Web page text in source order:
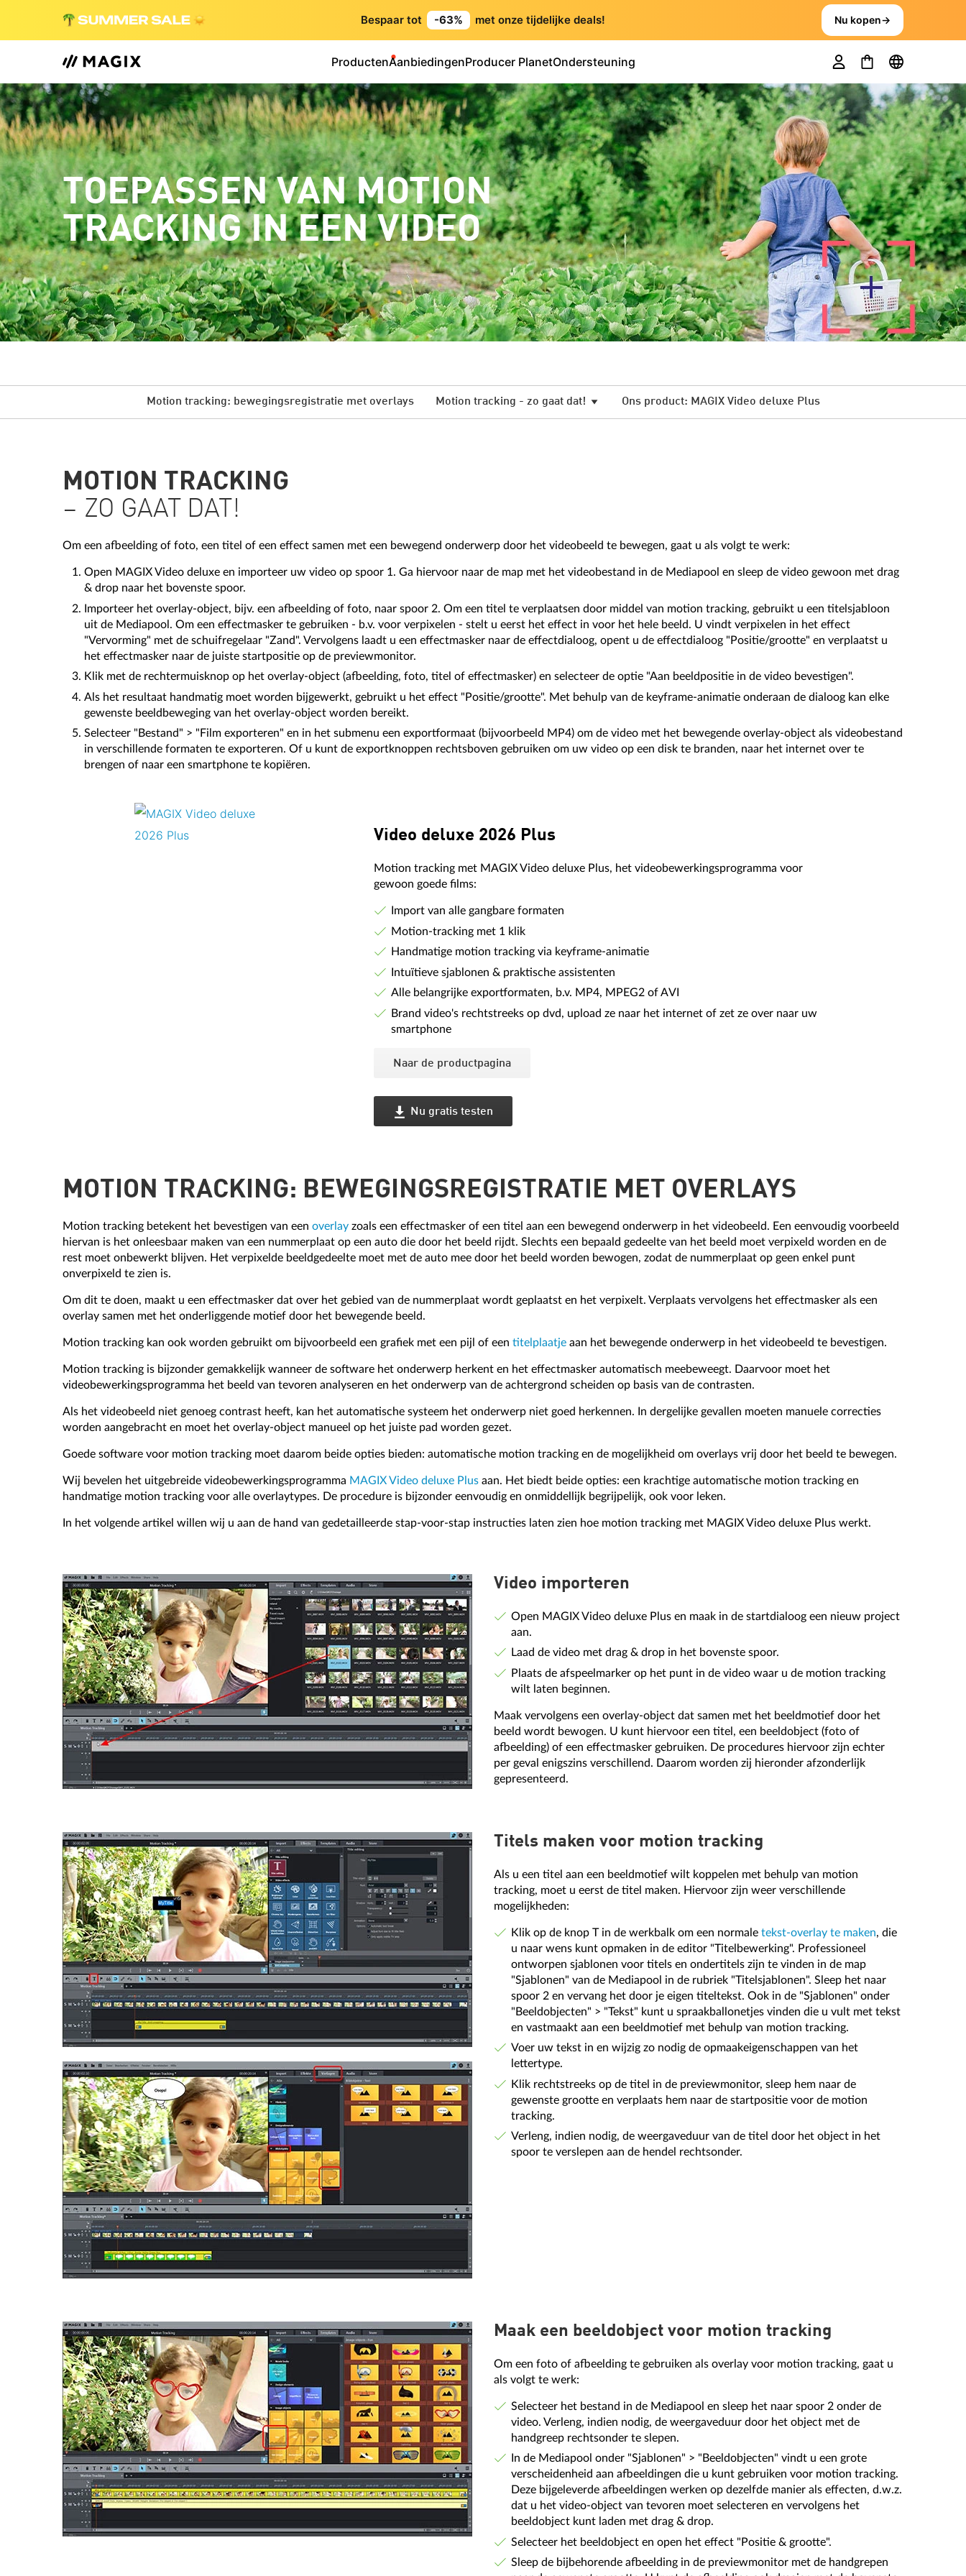
Bespaar tot -63% met onze tijdelijke deals! Nu kopen→
ProductenAanbiedingenProducer PlanetOndersteuning
TOEPASSEN VAN MOTION
TRACKING IN EEN VIDEO
Motion tracking: bewegingsregistratie met overlays Motion tracking - zo gaat dat! Ons product: MAGIX Video deluxe Plus
MOTION TRACKING
– ZO GAAT DAT!
Om een afbeelding of foto, een titel of een effect samen met een bewegend onderwerp door het videobeeld te bewegen, gaat u als volgt te werk:
Open MAGIX Video deluxe en importeer uw video op spoor 1. Ga hiervoor naar de map met het videobestand in de Mediapool en sleep de video gewoon met drag
& drop naar het bovenste spoor.
Importeer het overlay-object, bijv. een afbeelding of foto, naar spoor 2. Om een titel te verplaatsen door middel van motion tracking, gebruikt u een titelsjabloon
uit de Mediapool. Om een effectmasker te gebruiken - b.v. voor verpixelen - stelt u eerst het effect in voor het hele beeld. U vindt verpixelen in het effect
"Vervorming" met de schuifregelaar "Zand". Vervolgens laadt u een effectmasker naar de effectdialoog, opent u de effectdialoog "Positie/grootte" en verplaatst u
het effectmasker naar de juiste startpositie op de previewmonitor.
Klik met de rechtermuisknop op het overlay-object (afbeelding, foto, titel of effectmasker) en selecteer de optie "Aan beeldpositie in de video bevestigen".
Als het resultaat handmatig moet worden bijgewerkt, gebruikt u het effect "Positie/grootte". Met behulp van de keyframe-animatie onderaan de dialoog kan elke
gewenste beeldbeweging van het overlay-object worden bereikt.
Selecteer "Bestand" > "Film exporteren" en in het submenu een exportformaat (bijvoorbeeld MP4) om de video met het bewegende overlay-object als videobestand
in verschillende formaten te exporteren. Of u kunt de exportknoppen rechtsboven gebruiken om uw video op een disk te branden, naar het internet over te
brengen of naar een smartphone te kopiëren.
Video deluxe 2026 Plus
Motion tracking met MAGIX Video deluxe Plus, het videobewerkingsprogramma voor
gewoon goede films:
Import van alle gangbare formaten
Motion-tracking met 1 klik
Handmatige motion tracking via keyframe-animatie
Intuïtieve sjablonen & praktische assistenten
Alle belangrijke exportformaten, b.v. MP4, MPEG2 of AVI
Brand video's rechtstreeks op dvd, upload ze naar het internet of zet ze over naar uw
smartphone
Naar de productpagina
Nu gratis testen
MOTION TRACKING: BEWEGINGSREGISTRATIE MET OVERLAYS
Motion tracking betekent het bevestigen van een overlay zoals een effectmasker of een titel aan een bewegend onderwerp in het videobeeld. Een eenvoudig voorbeeld
hiervan is het onleesbaar maken van een nummerplaat op een auto die door het beeld rijdt. Slechts een bepaald gedeelte van het beeld moet verpixeld worden en de
rest moet onbewerkt blijven. Het verpixelde beeldgedeelte moet met de auto mee door het beeld worden bewogen, zodat de nummerplaat op geen enkel punt
onverpixeld te zien is.
Om dit te doen, maakt u een effectmasker dat over het gebied van de nummerplaat wordt geplaatst en het verpixelt. Verplaats vervolgens het effectmasker als een
overlay samen met het onderliggende motief door het bewegende beeld.
Motion tracking kan ook worden gebruikt om bijvoorbeeld een grafiek met een pijl of een titelplaatje aan het bewegende onderwerp in het videobeeld te bevestigen.
Motion tracking is bijzonder gemakkelijk wanneer de software het onderwerp herkent en het effectmasker automatisch meebeweegt. Daarvoor moet het
videobewerkingsprogramma het beeld van tevoren analyseren en het onderwerp van de achtergrond scheiden op basis van de contrasten.
Als het videobeeld niet genoeg contrast heeft, kan het automatische systeem het onderwerp niet goed herkennen. In dergelijke gevallen moeten manuele correcties
worden aangebracht en moet het overlay-object manueel op het juiste pad worden gezet.
Goede software voor motion tracking moet daarom beide opties bieden: automatische motion tracking en de mogelijkheid om overlays vrij door het beeld te bewegen.
Wij bevelen het uitgebreide videobewerkingsprogramma MAGIX Video deluxe Plus aan. Het biedt beide opties: een krachtige automatische motion tracking en
handmatige motion tracking voor alle overlaytypes. De procedure is bijzonder eenvoudig en onmiddellijk begrijpelijk, ook voor leken.
In het volgende artikel willen wij u aan de hand van gedetailleerde stap-voor-stap instructies laten zien hoe motion tracking met MAGIX Video deluxe Plus werkt.
Video importeren
Open MAGIX Video deluxe Plus en maak in de startdialoog een nieuw project
aan.
Laad de video met drag & drop in het bovenste spoor.
Plaats de afspeelmarker op het punt in de video waar u de motion tracking
wilt laten beginnen.
Maak vervolgens een overlay-object dat samen met het beeldmotief door het
beeld wordt bewogen. U kunt hiervoor een titel, een beeldobject (foto of
afbeelding) of een effectmasker gebruiken. De procedures hiervoor zijn echter
per geval enigszins verschillend. Daarom worden zij hieronder afzonderlijk
gepresenteerd.
Titels maken voor motion tracking
Als u een titel aan een beeldmotief wilt koppelen met behulp van motion
tracking, moet u eerst de titel maken. Hiervoor zijn weer verschillende
mogelijkheden:
Klik op de knop T in de werkbalk om een normale tekst-overlay te maken, die
u naar wens kunt opmaken in de editor "Titelbewerking". Professioneel
ontworpen sjablonen voor titels en ondertitels zijn te vinden in de map
"Sjablonen" van de Mediapool in de rubriek "Titelsjablonen". Sleep het naar
spoor 2 en vervang het door je eigen titeltekst. Ook in de "Sjablonen" onder
"Beeldobjecten" > "Tekst" kunt u spraakballonetjes vinden die u vult met tekst
en vastmaakt aan een beeldmotief met behulp van motion tracking.
Voer uw tekst in en wijzig zo nodig de opmaakeigenschappen van het
lettertype.
Klik rechtstreeks op de titel in de previewmonitor, sleep hem naar de
gewenste grootte en verplaats hem naar de startpositie voor de motion
tracking.
Verleng, indien nodig, de weergaveduur van de titel door het object in het
spoor te verslepen aan de hendel rechtsonder.
Maak een beeldobject voor motion tracking
Om een foto of afbeelding te gebruiken als overlay voor motion tracking, gaat u
als volgt te werk:
Selecteer het bestand in de Mediapool en sleep het naar spoor 2 onder de
video. Verleng, indien nodig, de weergaveduur door het object met de
handgreep rechtsonder te slepen.
In de Mediapool onder "Sjablonen" > "Beeldobjecten" vindt u een grote
verscheidenheid aan afbeeldingen die u kunt gebruiken voor motion tracking.
Deze bijgeleverde afbeeldingen werken op dezelfde manier als effecten, d.w.z.
dat u het video-object van tevoren moet selecteren en vervolgens het
beeldobject kunt laden met drag & drop.
Selecteer het beeldobject en open het effect "Positie & grootte".
Sleep de bijbehorende afbeelding in de previewmonitor met de handgrepen